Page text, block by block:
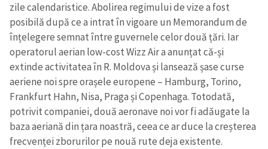
zile calendaristice. Abolirea regimului de vize a fost
posibilă după ce a intrat în vigoare un Memorandum de
înțelegere semnat între guvernele celor două țări. Iar
operatorul aerian low-cost Wizz Air a anunțat că-și
extinde activitatea în R. Moldova și lansează șase curse
aeriene noi spre orașele europene – Hamburg, Torino,
Frankfurt Hahn, Nisa, Praga și Copenhaga. Totodată,
potrivit companiei, două aeronave noi vor fi adăugate la
baza aeriană din țara noastră, ceea ce ar duce la creșterea
frecvenței zborurilor pe nouă rute deja existente.